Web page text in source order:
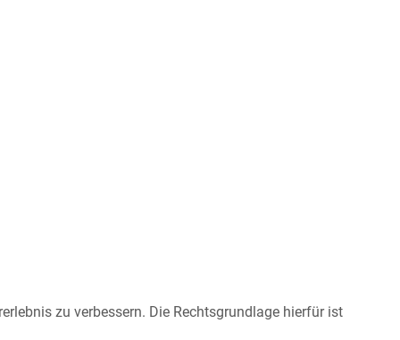
zu verbessern. Die Rechtsgrundlage hierfür ist